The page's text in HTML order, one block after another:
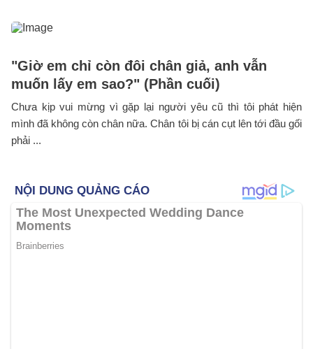
"Giờ em chỉ còn đôi chân giả, anh vẫn
muốn lấy em sao?" (Phần cuối)
Chưa kịp vui mừng vì gặp lại người yêu cũ thì tôi phát hiện
mình đã không còn chân nữa. Chân tôi bị cán cụt lên tới đầu gối
phải ...